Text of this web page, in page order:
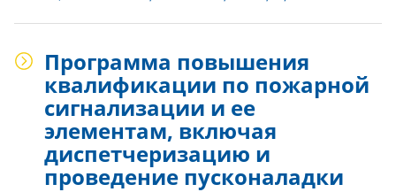
Программа повышения
квалификации по пожарной
сигнализации и ее
элементам, включая
диспетчеризацию и
проведение пусконаладки